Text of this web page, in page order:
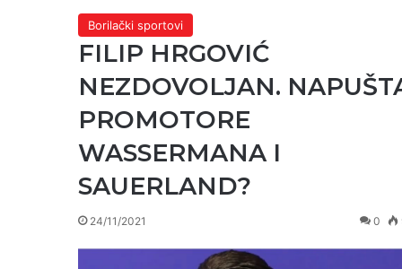
Borilački sportovi
FILIP HRGOVIĆ
NEZDOVOLJAN.
PROMOTORE
WASSERMANA I
SAUERLAND?
24/11/2021 0